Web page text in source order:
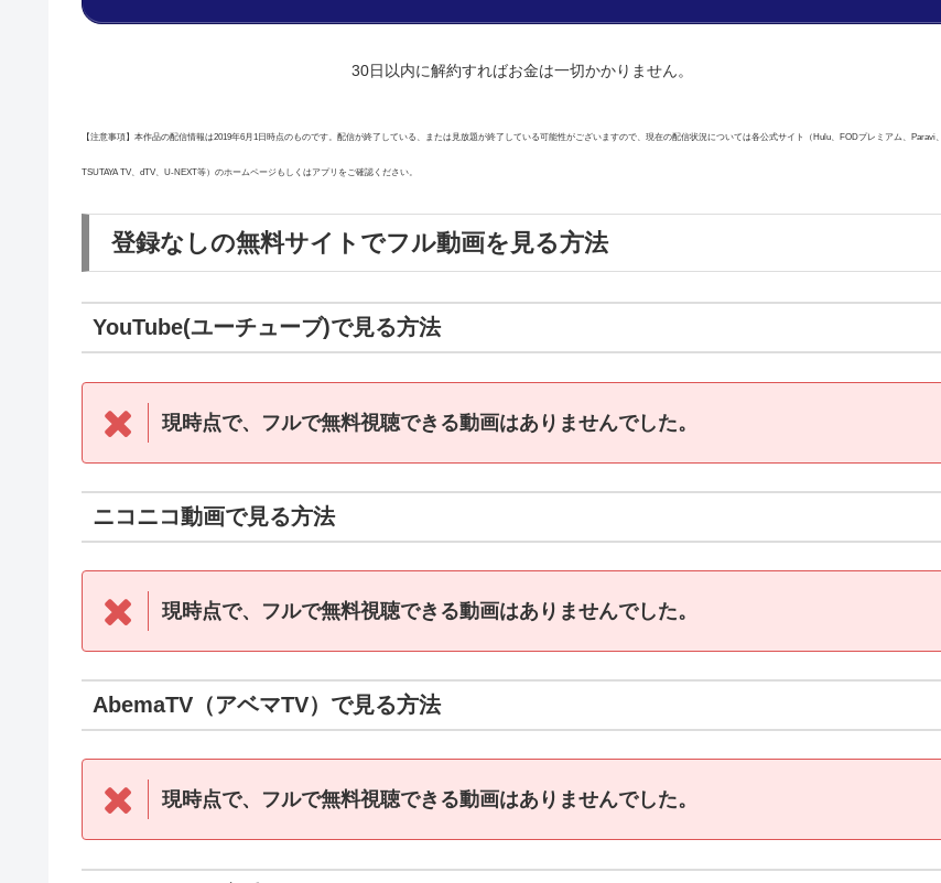
30日以内に解約すればお金は一切かかりません。
【注意事項】本作品の配信情報は2019年6月1日時点のものです。配信が終了している、または見放題が終了している可能性がございますので、現在の配信状況については各公式サイト（Hulu、FODプレミアム、Paravi、
TSUTAYA TV、dTV、U-NEXT等）のホームページもしくはアプリをご確認ください。
登録なしの無料サイトでフル動画を見る方法
YouTube(ユーチューブ)で見る方法
現時点で、フルで無料視聴できる動画はありませんでした。
ニコニコ動画で見る方法
現時点で、フルで無料視聴できる動画はありませんでした。
AbemaTV（アベマTV）で見る方法
現時点で、フルで無料視聴できる動画はありませんでした。